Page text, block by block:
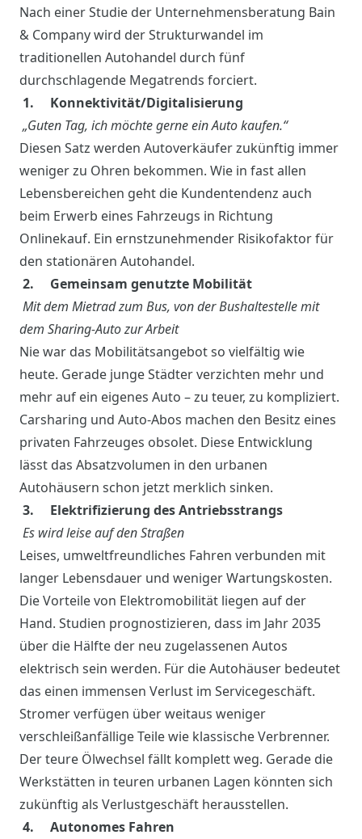
Nach einer Studie der Unternehmensberatung Bain
& Company wird der Strukturwandel im
traditionellen Autohandel durch fünf
durchschlagende Megatrends forciert.
1. Konnektivität/Digitalisierung
„Guten Tag, ich möchte gerne ein Auto kaufen.“
Diesen Satz werden Autoverkäufer zukünftig immer
weniger zu Ohren bekommen. Wie in fast allen
Lebensbereichen geht die Kundentendenz auch
beim Erwerb eines Fahrzeugs in Richtung
Onlinekauf. Ein ernstzunehmender Risikofaktor für
den stationären Autohandel.
2. Gemeinsam genutzte Mobilität
Mit dem Mietrad zum Bus, von der Bushaltestelle mit
dem Sharing-Auto zur Arbeit
Nie war das Mobilitätsangebot so vielfältig wie
heute. Gerade junge Städter verzichten mehr und
mehr auf ein eigenes Auto – zu teuer, zu kompliziert.
Carsharing und Auto-Abos machen den Besitz eines
privaten Fahrzeuges obsolet. Diese Entwicklung
lässt das Absatzvolumen in den urbanen
Autohäusern schon jetzt merklich sinken.
3. Elektrifizierung des Antriebsstrangs
Es wird leise auf den Straßen
Leises, umweltfreundliches Fahren verbunden mit
langer Lebensdauer und weniger Wartungskosten.
Die Vorteile von Elektromobilität liegen auf der
Hand. Studien prognostizieren, dass im Jahr 2035
über die Hälfte der neu zugelassenen Autos
elektrisch sein werden. Für die Autohäuser bedeutet
das einen immensen Verlust im Servicegeschäft.
Stromer verfügen über weitaus weniger
verschleißanfällige Teile wie klassische Verbrenner.
Der teure Ölwechsel fällt komplett weg. Gerade die
Werkstätten in teuren urbanen Lagen könnten sich
zukünftig als Verlustgeschäft herausstellen.
4. Autonomes Fahren